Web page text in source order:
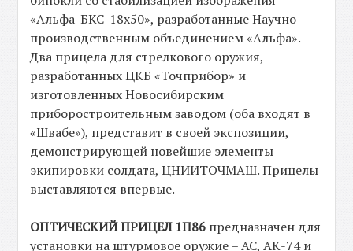
«Альфа-БКС-18х50», разработанные Научно-
производственным объединением «Альфа».
Два прицела для стрелкового оружия,
разработанных ЦКБ «Точприбор» и
изготовленных Новосибирским
приборостроительным заводом (оба входят в
«Швабе»), представит в своей экспозиции,
демонстрирующей новейшие элементы
экипировки солдата, ЦНИИТОЧМАШ. Прицелы
выставляются впервые.
-
ОПТИЧЕСКИЙ ПРИЦЕЛ 1П86 предназначен для
установки на штурмовое оружие – АС, АК-74 и